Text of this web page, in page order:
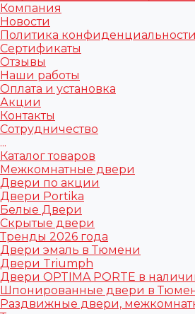
Компания
Новости
Политика конфиденциальности
Сертификаты
Отзывы
Наши работы
Оплата и установка
Акции
Контакты
Сотрудничество
...
Каталог товаров
Межкомнатные двери
Двери по акции
Двери Portika
Белые Двери
Скрытые двери
Тренды 2026 года
Двери эмаль в Тюмени
Двери Triumph
Двери OPTIMA PORTE в
Шпонированные двери в
Раздвижные двери,